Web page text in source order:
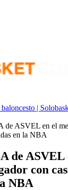
|
de ASVEL en el
en la NBA
de ASVEL
con
NBA